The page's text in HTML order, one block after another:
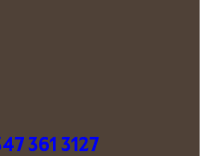
361 3127